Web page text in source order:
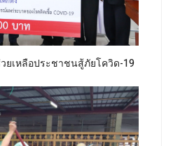
ยเหลือประชาชนสู้ภัยโควิด-19